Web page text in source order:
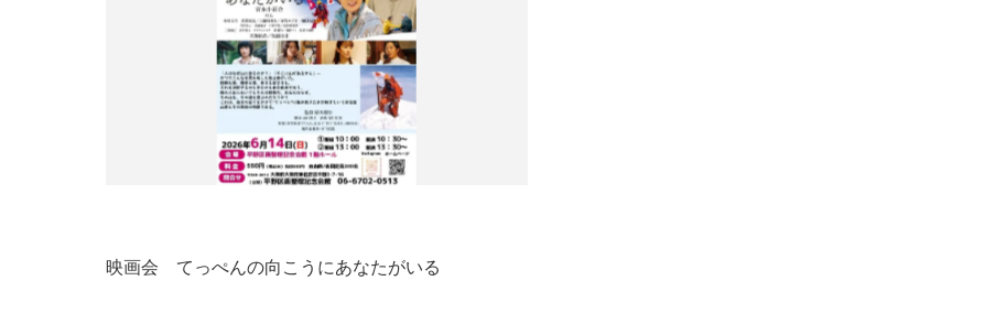
映画会 てっぺんの向こうにあなたがいる